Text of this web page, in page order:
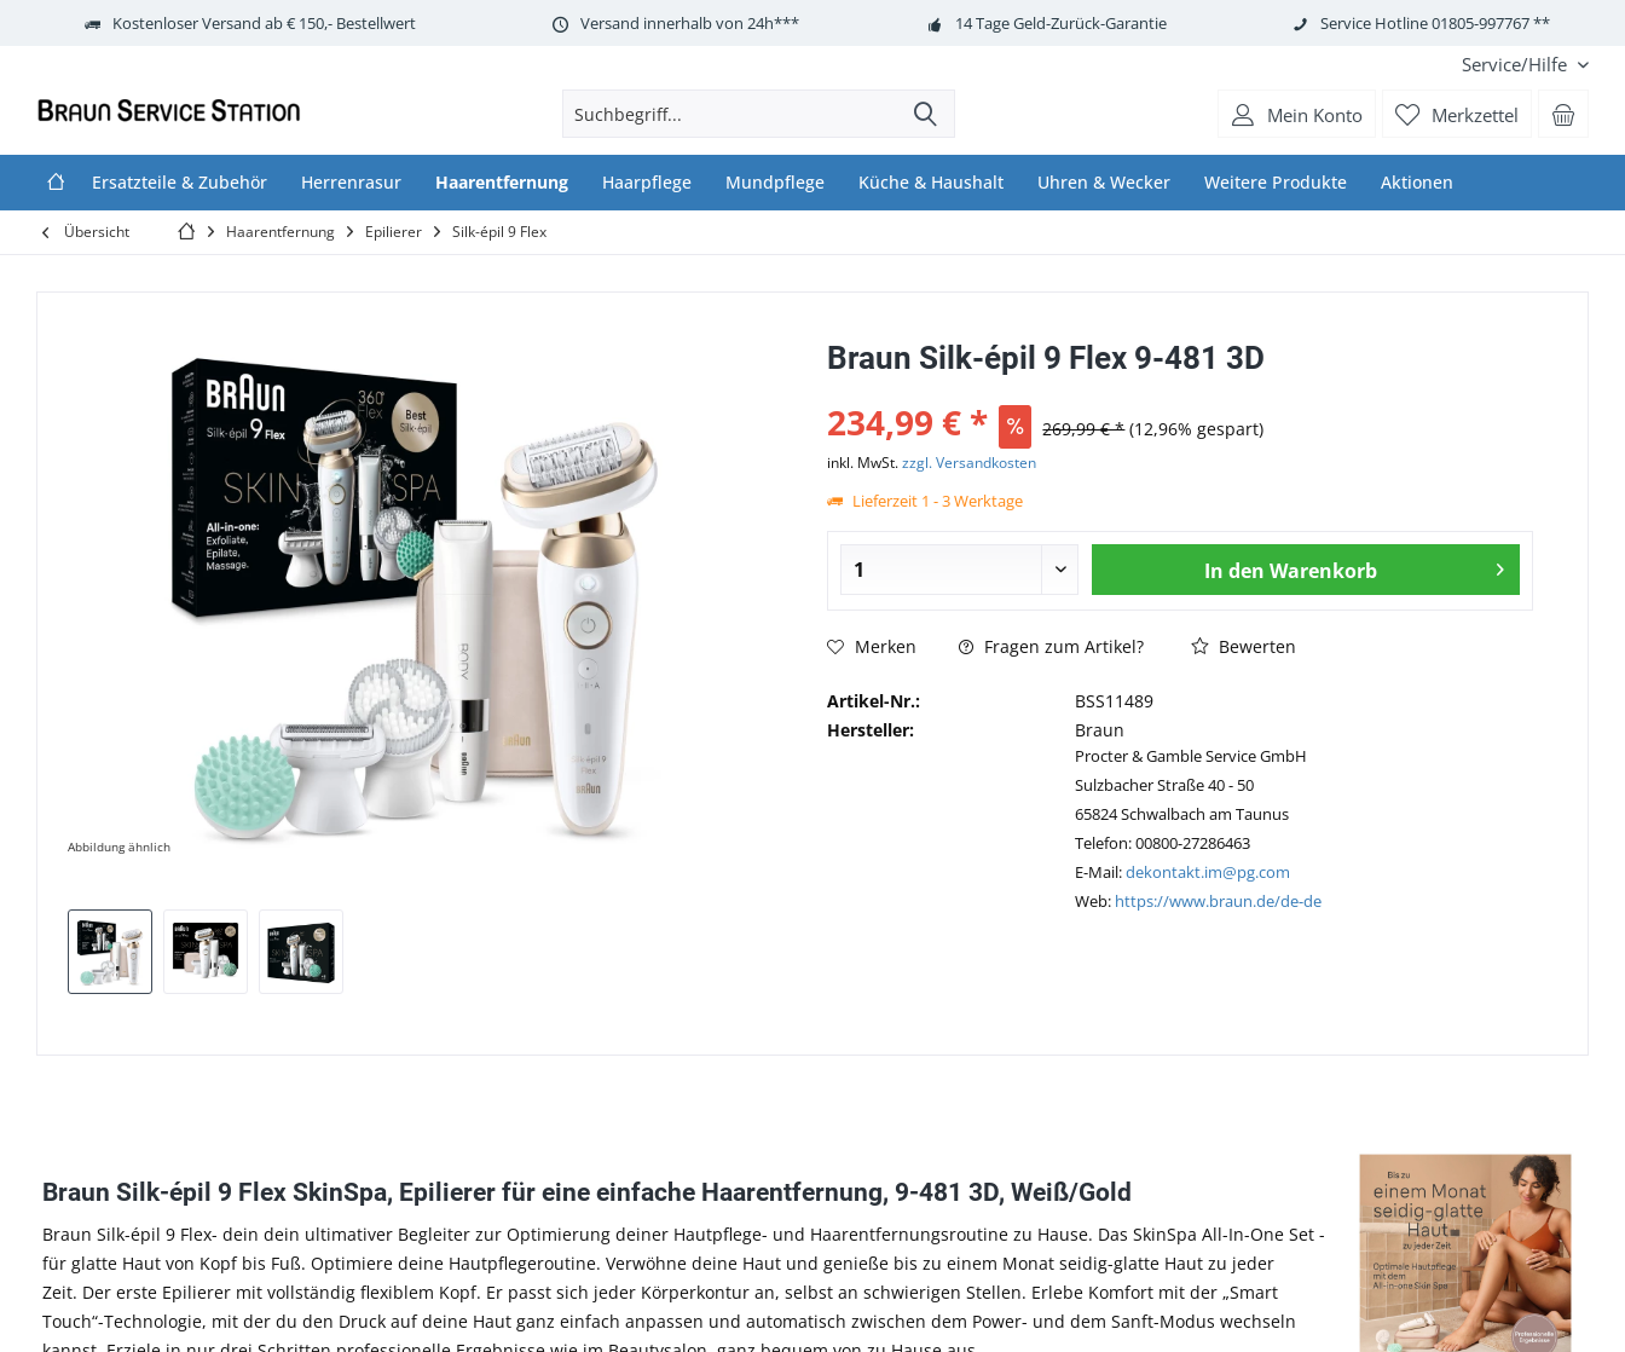
Kostenloser Versand ab € 150,- Bestellwert Versand innerhalb von 24h*** 14 Tage Geld-Zurück-Garantie Service Hotline 01805-997767 **
Service/Hilfe
Merkzettel
Mein Konto
Ersatzteile & Zubehör Herrenrasur Haarentfernung Haarpflege Mundpflege Küche & Haushalt Uhren & Wecker Weitere Produkte Aktionen
Übersicht Haarentfernung Epilierer Silk-épil 9 Flex
Abbildung ähnlich
Braun Silk-épil 9 Flex 9-481 3D
234,99 € * 269,99 € * (12,96% gespart)
inkl. MwSt.zzgl. Versandkosten
Lieferzeit 1 - 3 Werktage
In den Warenkorb
Merken Fragen zum Artikel? Bewerten
Artikel-Nr.:
BSS11489
Hersteller:
Braun
Procter & Gamble Service GmbH
Sulzbacher Straße 40 - 50
65824 Schwalbach am Taunus
Telefon: 00800-27286463
E-Mail:dekontakt.im@pg.com
Web: https://www.braun.de/de-de
Braun Silk-épil 9 Flex SkinSpa, Epilierer für eine einfache Haarentfernung, 9-481 3D, Weiß/Gold
Braun Silk-épil 9 Flex- dein dein ultimativer Begleiter zur Optimierung deiner Hautpflege- und Haarentfernungsroutine zu Hause. Das SkinSpa All-In-One Set -
für glatte Haut von Kopf bis Fuß. Optimiere deine Hautpflegeroutine. Verwöhne deine Haut und genieße bis zu einem Monat seidig-glatte Haut zu jeder
Zeit. Der erste Epilierer mit vollständig flexiblem Kopf. Er passt sich jeder Körperkontur an, selbst an schwierigen Stellen. Erlebe Komfort mit der „Smart
Touch“-Technologie, mit der du den Druck auf deine Haut ganz einfach anpassen und automatisch zwischen dem Power- und dem Sanft-Modus wechseln